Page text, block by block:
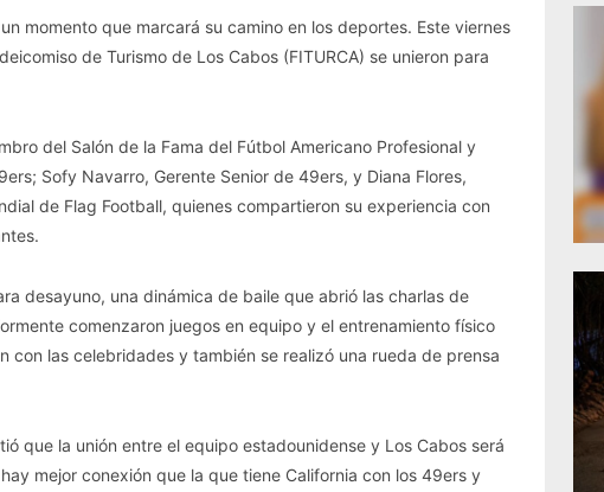
momento que marcará su camino en los deportes. Este viernes
de Turismo de Los Cabos (FITURCA) se unieron para
del Salón de la Fama del Fútbol Americano Profesional y
Sofy Navarro, Gerente Senior de 49ers, y Diana Flores,
de Flag Football, quienes compartieron su experiencia con
desayuno, una dinámica de baile que abrió las charlas de
comenzaron juegos en equipo y el entrenamiento físico
las celebridades y también se realizó una rueda de prensa
que la unión entre el equipo estadounidense y Los Cabos será
mejor conexión que la que tiene California con los 49ers y